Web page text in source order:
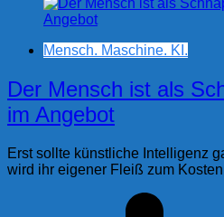
Mensch. Maschine. KI.
Der Mensch ist als
im Angebot
Erst sollte künstliche Intelligenz
wird ihr eigener Fleiß zum